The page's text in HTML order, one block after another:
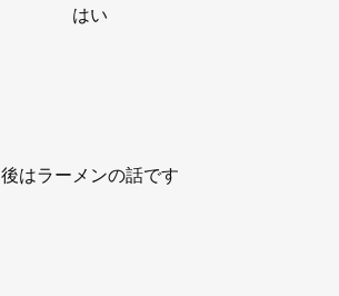
はい
後はラーメンの話です